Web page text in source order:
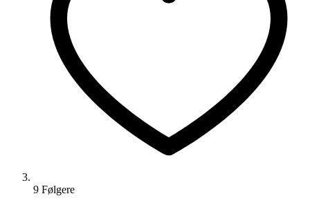
9 Følgere